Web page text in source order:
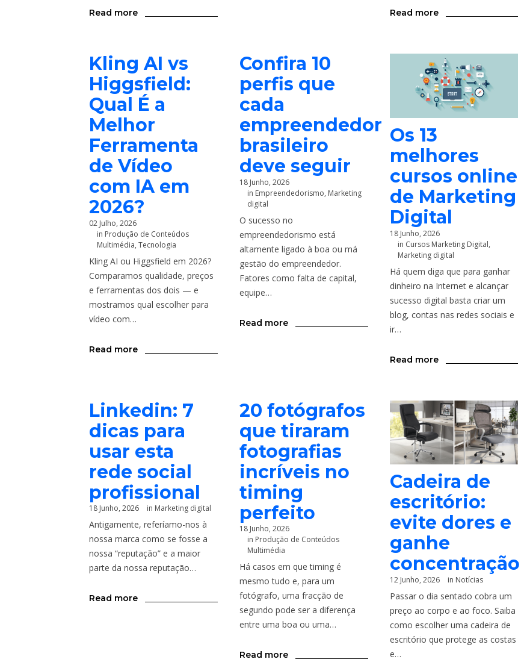
Read more Read more
Kling AI vs
Higgsfield:
Qual É a
Melhor
Ferramenta
de Vídeo
com IA em
2026?
02 Julho, 2026
in Produção de Conteúdos
Multimédia, Tecnologia
Kling AI ou Higgsfield em 2026?
Comparamos qualidade, preços
e ferramentas dos dois — e
mostramos qual escolher para
vídeo com…
Read more
Confira 10
perfis que
cada
empreendedor
brasileiro
deve seguir
18 Junho, 2026
in Empreendedorismo, Marketing
digital
O sucesso no
empreendedorismo está
altamente ligado à boa ou má
gestão do empreendedor.
Fatores como falta de capital,
equipe…
Read more
Os 13
melhores
cursos online
de Marketing
Digital
18 Junho, 2026
in Cursos Marketing Digital,
Marketing digital
Há quem diga que para ganhar
dinheiro na Internet e alcançar
sucesso digital basta criar um
blog, contas nas redes sociais e
ir…
Read more
Linkedin: 7
dicas para
usar esta
rede social
profissional
18 Junho, 2026 in Marketing digital
Antigamente, referíamo-nos à
nossa marca como se fosse a
nossa “reputação” e a maior
parte da nossa reputação…
Read more
20 fotógrafos
que tiraram
fotografias
incríveis no
timing
perfeito
18 Junho, 2026
in Produção de Conteúdos
Multimédia
Há casos em que timing é
mesmo tudo e, para um
fotógrafo, uma fracção de
segundo pode ser a diferença
entre uma boa ou uma…
Read more
Cadeira de
escritório:
evite dores e
ganhe
concentração
12 Junho, 2026 in Notícias
Passar o dia sentado cobra um
preço ao corpo e ao foco. Saiba
como escolher uma cadeira de
escritório que protege as costas
e…